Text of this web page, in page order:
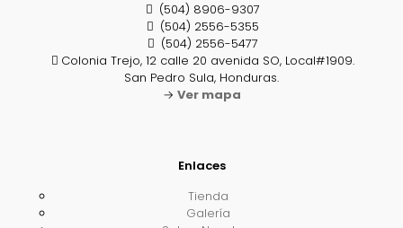
(504) 8906-9307
(504) 2556-5355
(504) 2556-5477
Colonia Trejo, 12 calle 20 avenida SO, Local#1909.
San Pedro Sula, Honduras.
→ Ver mapa
Enlaces
Tienda
Galería